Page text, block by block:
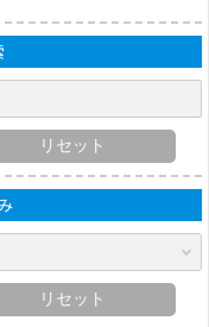
リセット
リセット